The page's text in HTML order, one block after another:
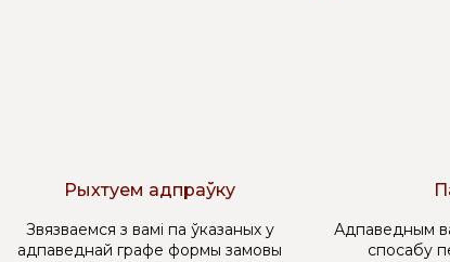
Рыхтуем адпраўку
Звязваемся з вамі па ўказаных у
адпаведнай графе формы замовы
Адпаведным
спосабу